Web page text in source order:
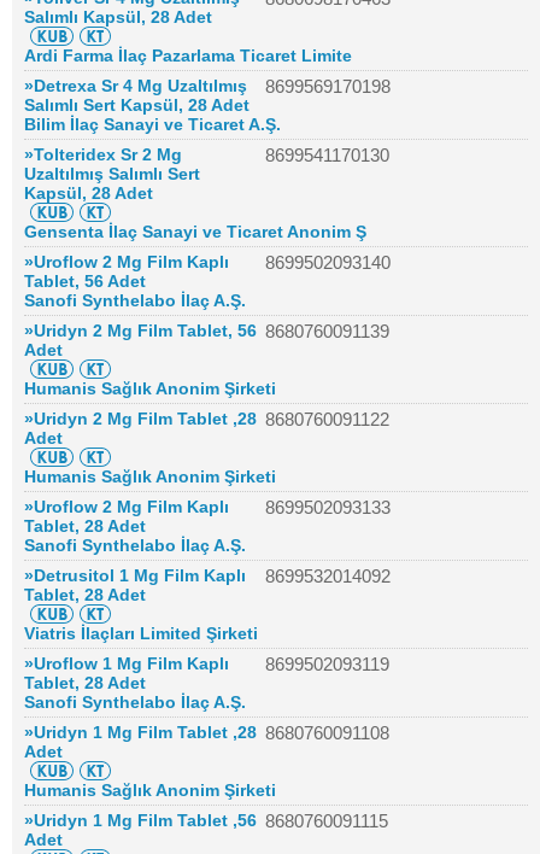
Salımlı Kapsül, 28 Adet
Ardi Farma İlaç Pazarlama Ticaret Limite
»Detrexa Sr 4 Mg Uzaltılmış
Salımlı Sert Kapsül, 28 Adet
8699569170198
Bilim İlaç Sanayi ve Ticaret A.Ş.
»Tolteridex Sr 2 Mg
Uzaltılmış Salımlı Sert
Kapsül, 28 Adet
8699541170130
Gensenta İlaç Sanayi ve Ticaret Anonim Ş
»Uroflow 2 Mg Film Kaplı
Tablet, 56 Adet
8699502093140
Sanofi Synthelabo İlaç A.Ş.
»Uridyn 2 Mg Film Tablet, 56
Adet
8680760091139
Humanis Sağlık Anonim Şirketi
»Uridyn 2 Mg Film Tablet ,28
Adet
8680760091122
Humanis Sağlık Anonim Şirketi
»Uroflow 2 Mg Film Kaplı
Tablet, 28 Adet
8699502093133
Sanofi Synthelabo İlaç A.Ş.
»Detrusitol 1 Mg Film Kaplı
Tablet, 28 Adet
8699532014092
Viatris İlaçları Limited Şirketi
»Uroflow 1 Mg Film Kaplı
Tablet, 28 Adet
8699502093119
Sanofi Synthelabo İlaç A.Ş.
»Uridyn 1 Mg Film Tablet ,28
Adet
8680760091108
Humanis Sağlık Anonim Şirketi
»Uridyn 1 Mg Film Tablet ,56
Adet
8680760091115